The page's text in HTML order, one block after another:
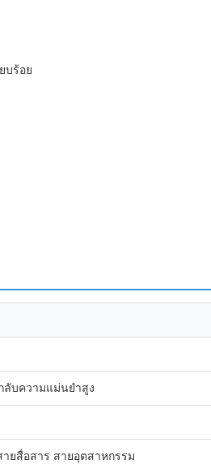
บร้อย
ลับความแม่นยําสูง
ยสื่อสาร สายอุตสาหกรรม